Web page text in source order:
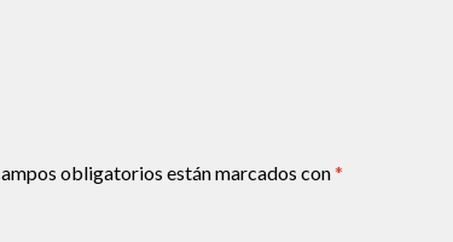
obligatorios están marcados con*